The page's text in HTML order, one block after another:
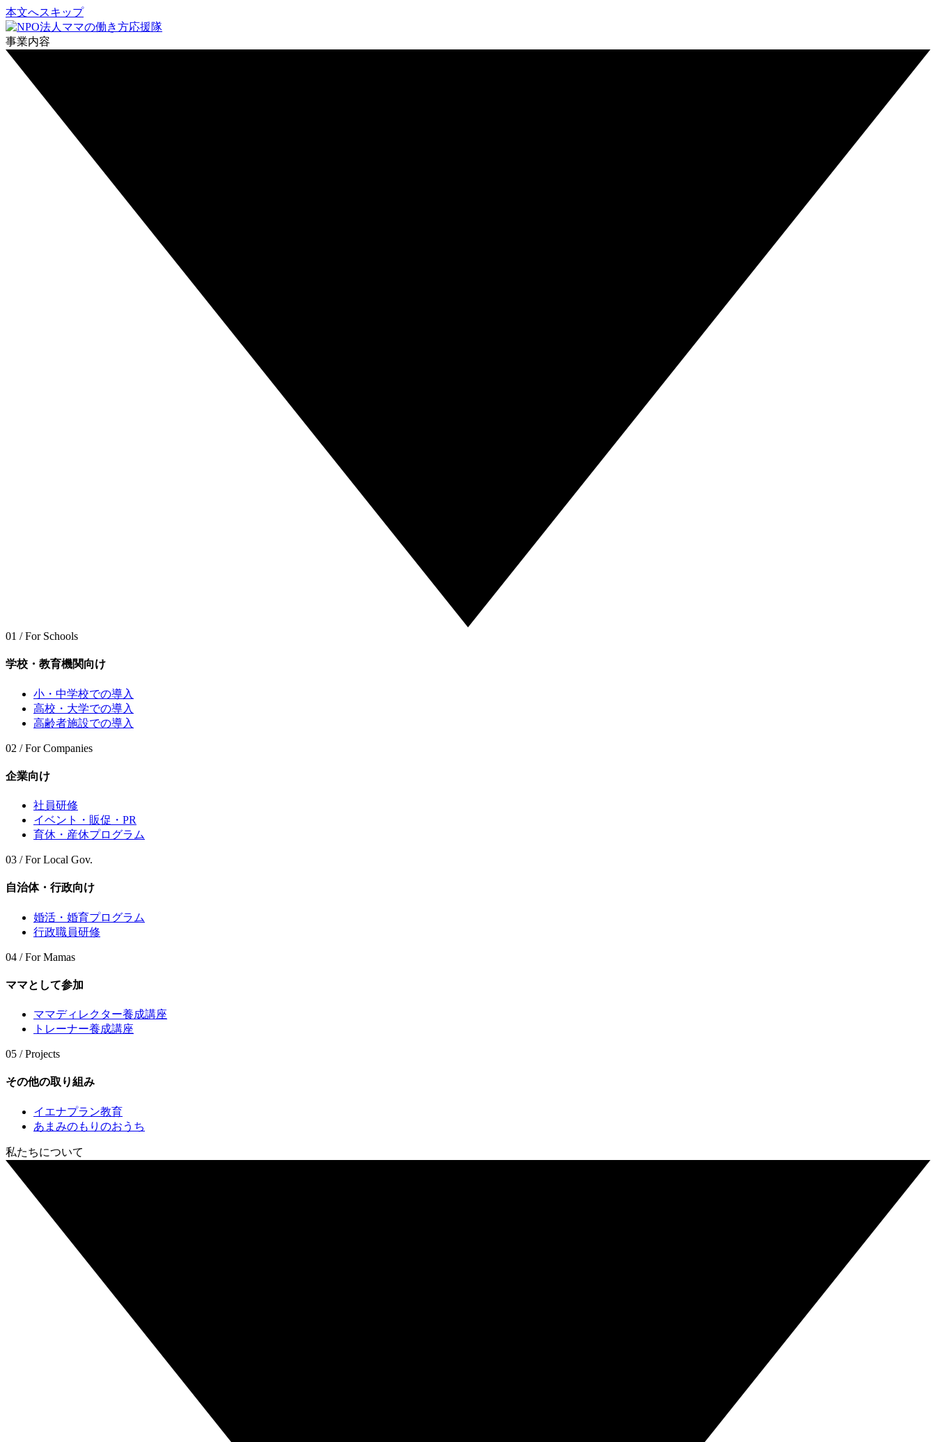
本文へスキップ
事業内容
01 / For Schools
学校・教育機関向け
小・中学校での導入
高校・大学での導入
高齢者施設での導入
02 / For Companies
企業向け
社員研修
イベント・販促・PR
育休・産休プログラム
03 / For Local Gov.
自治体・行政向け
婚活・婚育プログラム
行政職員研修
04 / For Mamas
ママとして参加
ママディレクター養成講座
トレーナー養成講座
05 / Projects
その他の取り組み
イエナプラン教育
あまみのもりのおうち
私たちについて